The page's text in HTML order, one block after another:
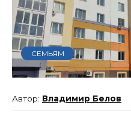
СЕМЬЯМ
Владимир Белов